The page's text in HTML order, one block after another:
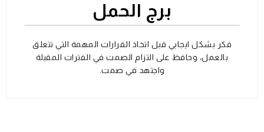
برج الحمل
فكر بشكل ايجابي قبل اتخاذ القرارات المهمة التي تتعلق
بالعمل، وحافظ على التزام الصمت في الفترات المقبلة
واجتهد في صمت.